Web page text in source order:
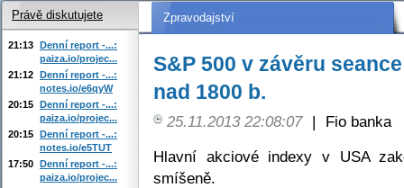
Zpravodajství
S&P 500 v závěru
nad 1800 b.
25.11.2013 22:08:07 |
Fio banka
Hlavní akciové indexy v USA
smíšeně.
Právě diskutujete
21:13 Denní report -...:
paiza.io/projec...
21:12 Denní report -...:
notes.io/e6qyW
20:15 Denní report -...:
paiza.io/projec...
20:15 Denní report -...:
notes.io/e5TUT
17:50 Denní report -...:
paiza.io/projec...